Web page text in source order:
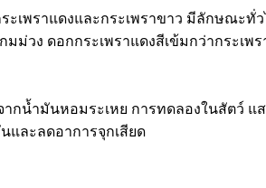
ะเพราแดงและกระเพราขาว มีลักษณะทั่
วง ดอกกระเพราแดงสีเข้มกว่ากระเพร
กน้ำมันหอมระเหย การทดลองในสัตว์ แ
และลดอาการจุกเสียด